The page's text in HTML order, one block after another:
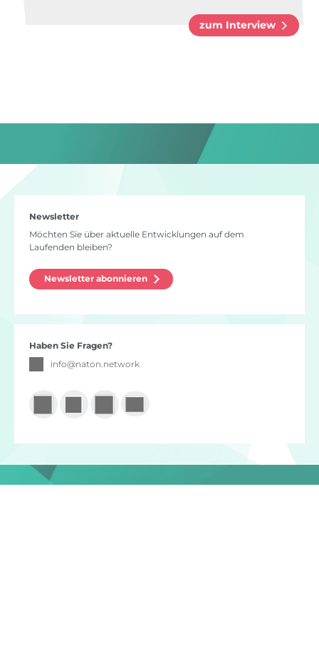
zum Interview
Newsletter
Möchten Sie über aktuelle Entwicklungen auf dem
Laufenden bleiben?
Newsletter abonnieren
Haben Sie Fragen?
info@naton.network